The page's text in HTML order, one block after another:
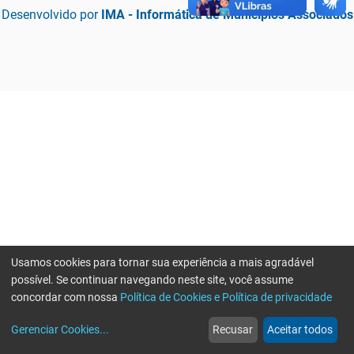
Desenvolvido por IMA - Informática de Municípios Associados
web
Notícias
more_horiz
Mais
Usamos cookies para tornar sua experiência a mais agradável
possível. Se continuar navegando neste site, você assume
concordar com nossa Política de Cookies e Política de privacidade
Gerenciar Cookies... Recusar Aceitar todos
Erro ao enviar informações, por favor tente novamente